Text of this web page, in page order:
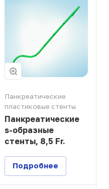
Панкреатические
пластиковые стенты
Панкреатические
s-образные
стенты, 8,5 Fr.
Подробнее